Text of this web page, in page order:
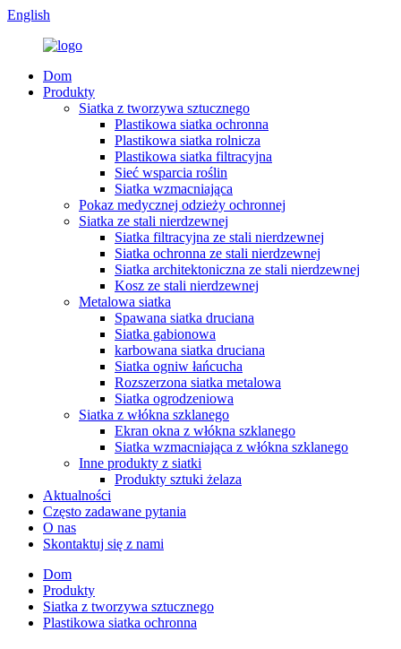
English
Dom
Produkty
Siatka z tworzywa sztucznego
Plastikowa siatka ochronna
Plastikowa siatka rolnicza
Plastikowa siatka filtracyjna
Sieć wsparcia roślin
Siatka wzmacniająca
Pokaz medycznej odzieży ochronnej
Siatka ze stali nierdzewnej
Siatka filtracyjna ze stali nierdzewnej
Siatka ochronna ze stali nierdzewnej
Siatka architektoniczna ze stali nierdzewnej
Kosz ze stali nierdzewnej
Metalowa siatka
Spawana siatka druciana
Siatka gabionowa
karbowana siatka druciana
Siatka ogniw łańcucha
Rozszerzona siatka metalowa
Siatka ogrodzeniowa
Siatka z włókna szklanego
Ekran okna z włókna szklanego
Siatka wzmacniająca z włókna szklanego
Inne produkty z siatki
Produkty sztuki żelaza
Aktualności
Często zadawane pytania
O nas
Skontaktuj się z nami
Dom
Produkty
Siatka z tworzywa sztucznego
Plastikowa siatka ochronna